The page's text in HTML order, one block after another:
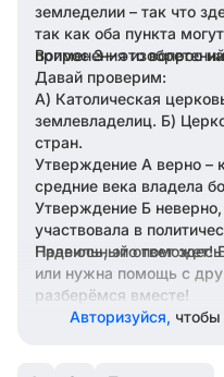
земледелии – так что
так как оба пункта
применения
Вопрос 3 – это вопрос
Давай проверим:
А) Католическая
землевладелиц. Б)
стран.
Утверждение А верно –
средние века владела
Утверждение Б
участвовала в
Правильный ответ
Надеюсь, это поможет!
или нужна помощь с
разберёмся вместе!
Авторизуйся, чтобы